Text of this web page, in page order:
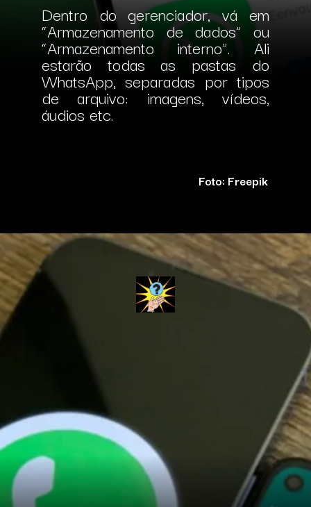
Dentro do gerenciador, vá em
“Armazenamento de dados” ou
“Armazenamento interno”.Ali
estarão todas as pastas do
WhatsApp, separadas por tipos
de arquivo: imagens, vídeos,
áudios etc.
Foto: Freepik